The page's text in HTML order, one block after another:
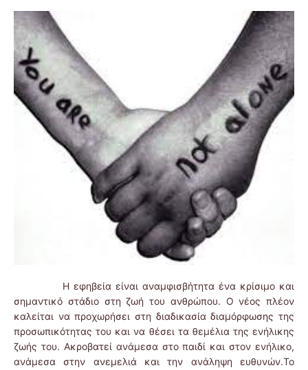
Η εφηβεία είναι αναμφισβήτητα ένα κρίσιμο και
σημαντικό στάδιο στη ζωή του ανθρώπου. Ο νέος πλέον
καλείται να προχωρήσει στη διαδικασία διαμόρφωσης της
προσωπικότητας του και να θέσει τα θεμέλια της ενήλικης
ζωής του. Ακροβατεί ανάμεσα στο παιδί και στον ενήλικο,
ανάμεσα στην ανεμελιά και την ανάληψη ευθυνών.Το